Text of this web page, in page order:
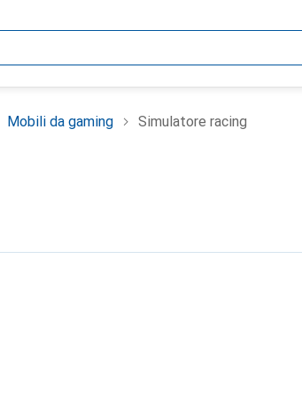
Mobili da gaming Simulatore racing